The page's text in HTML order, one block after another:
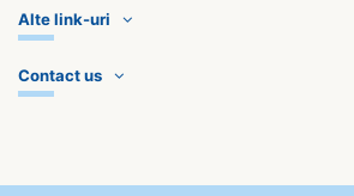
Alte link-uri
Contact us